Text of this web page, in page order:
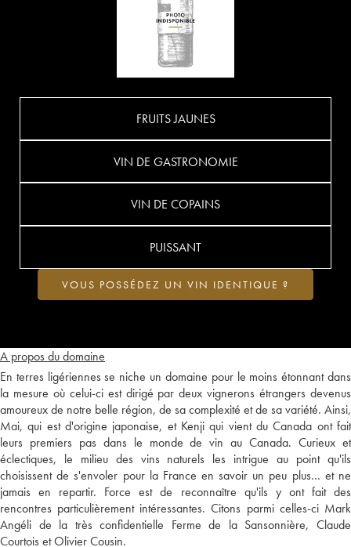
A propos du domaine
En terres ligériennes se niche un domaine pour le moins étonnant dans
la mesure où celui-ci est dirigé par deux vignerons étrangers devenus
amoureux de notre belle région, de sa complexité et de sa variété. Ainsi,
Mai, qui est d'origine japonaise, et Kenji qui vient du Canada ont fait
leurs premiers pas dans le monde de vin au Canada. Curieux et
éclectiques, le milieu des vins naturels les intrigue au point qu'ils
choisissent de s'envoler pour la France en savoir un peu plus… et ne
jamais en repartir. Force est de reconnaître qu'ils y ont fait des
rencontres particulièrement intéressantes. Citons parmi celles-ci Mark
Angéli de la très confidentielle Ferme de la Sansonnière, Claude
Courtois et Olivier Cousin.
FRUITS JAUNES
VIN DE GASTRONOMIE
VIN DE COPAINS
PUISSANT
VOUS POSSÉDEZ UN VIN IDENTIQUE ?